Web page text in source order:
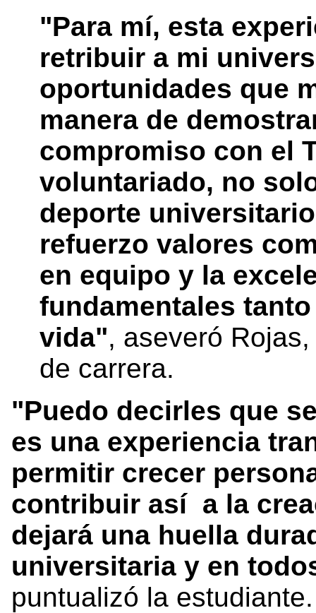
"Para mí, esta
retribuir a mi
oportunidades que
manera de
compromiso con el
voluntariado, no
deporte
refuerzo valores
en equipo y la
fundamentales
vida", aseveró
de carrera.
"Puedo decirles que
es una experiencia
permitir crecer
contribuir así a la
dejará una huella
universitaria y en
puntualizó la